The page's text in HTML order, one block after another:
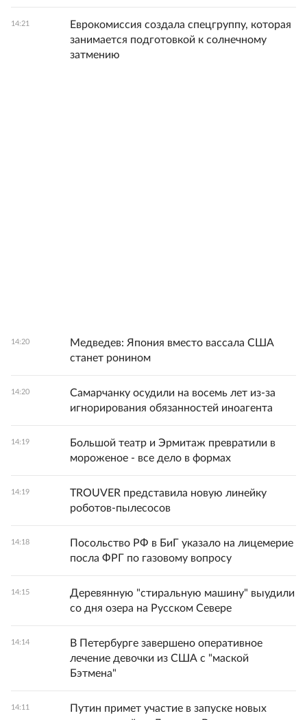
14:21
Еврокомиссия создала спецгруппу, которая
занимается подготовкой к солнечному
затмению
14:20
Медведев: Япония вместо вассала США
станет ронином
14:20
Самарчанку осудили на восемь лет из-за
игнорирования обязанностей иноагента
14:19
Большой театр и Эрмитаж превратили в
мороженое - все дело в формах
14:19
TROUVER представила новую линейку
роботов-пылесосов
14:18
Посольство РФ в БиГ указало на лицемерие
посла ФРГ по газовому вопросу
14:15
Деревянную "стиральную машину" выудили
со дня озера на Русском Севере
14:14
В Петербурге завершено оперативное
лечение девочки из США с "маской
Бэтмена"
14:11
Путин примет участие в запуске новых